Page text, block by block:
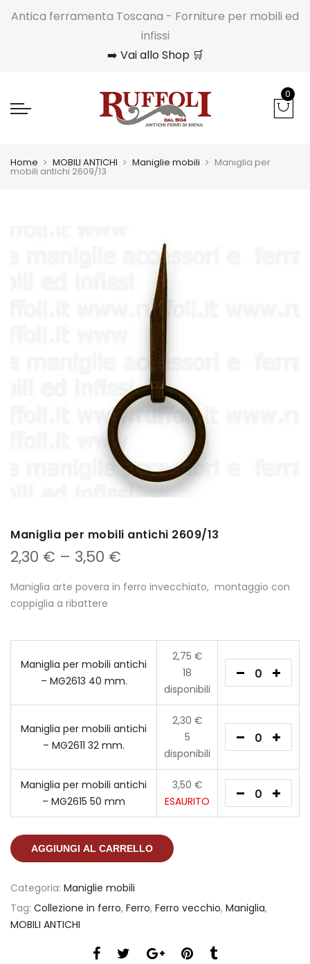
Antica ferramenta Toscana - Forniture per mobili ed
infissi
➡️ Vai allo Shop 🛒
0
Home MOBILI ANTICHI Maniglie mobili Maniglia per
mobili antichi 2609/13
Maniglia per mobili antichi 2609/13
2,30 € – 3,50 €
Maniglia arte povera in ferro invecchiato, montaggio con
coppiglia a ribattere
Maniglia per mobili antichi
– MG2613 40 mm.
2,75 €
18
disponibili
Maniglia per mobili antichi
– MG2611 32 mm.
2,30 €
5
disponibili
Maniglia per mobili antichi
– MG2615 50 mm
3,50 €
ESAURITO
AGGIUNGI AL CARRELLO
Categoria: Maniglie mobili
Tag: Collezione in ferro, Ferro, Ferro vecchio, Maniglia,
MOBILI ANTICHI